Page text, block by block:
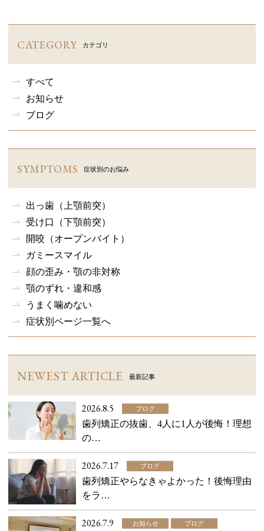
CATEGORY カテゴリ
すべて
お知らせ
ブログ
SYMPTOMS 症状別のお悩み
出っ歯（上顎前突）
受け口（下顎前突）
開咬（オープンバイト）
ガミースマイル
顔の歪み・顎の非対称
顎のずれ・違和感
うまく噛めない
症状別ページ一覧へ
NEWEST ARTICLE 最新記事
2026.8.5 ブログ
歯列矯正の抜歯、4人に1人が後悔！理想
の…
2026.7.17 ブログ
歯列矯正やらなきゃよかった！後悔理由
をラ…
2026.7.9 お知らせ ブログ